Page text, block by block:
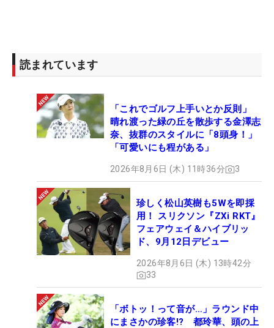
読まれています
「これでゴルフ上手いとか反則」
晴れ渡った緑の丘を散歩する金澤志
奈、抜群のスタイルに「8頭身！」
「可愛いにも程がある」
2026年8月6日 (木) 11時36分 3
珍しく松山英樹も5Wを即採
用！ スリクソン『ZXi RKT』
フェアウェイ＆ハイブリッ
ド、9月12日デビュー
2026年8月6日 (木) 13時42分
33
「ボトッ！って音が…」ラウンド中
にまさかの珍客!? 都玲華、頭の上